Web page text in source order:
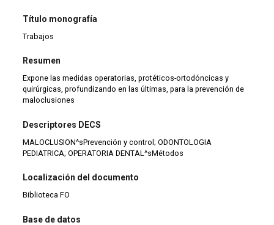
Título monografía
Trabajos
Resumen
Expone las medidas operatorias, protéticos-ortodóncicas y
quirúrgicas, profundizando en las últimas, para la prevención de
maloclusiones
Descriptores DECS
MALOCLUSION^sPrevención y control; ODONTOLOGIA
PEDIATRICA; OPERATORIA DENTAL^sMétodos
Localización del documento
Biblioteca FO
Base de datos